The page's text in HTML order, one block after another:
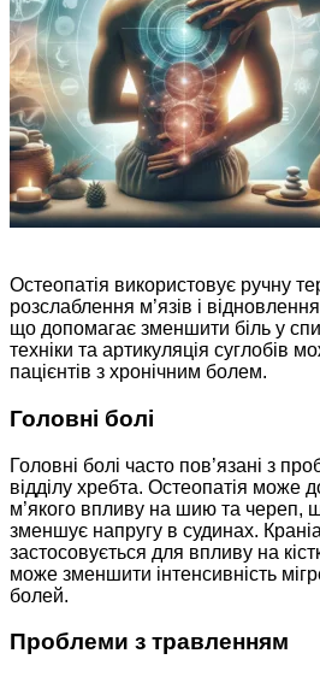
Остеопатія використовує ручну
розслаблення м’язів і
що допомагає зменшити біль у
техніки та артикуляція суглобів
пацієнтів з хронічним болем.
Головні болі
Головні болі часто пов’язані з
відділу хребта. Остеопатія може
м’якого впливу на шию та череп,
зменшує напругу в судинах.
застосовується для впливу на
може зменшити інтенсивність
болей.
Проблеми з травленням